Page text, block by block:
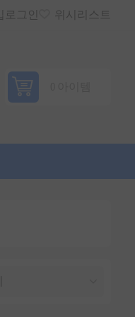
로그인 위시리스트